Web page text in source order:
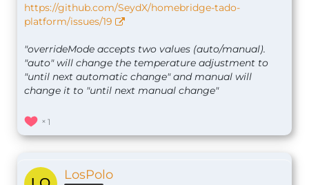
https://github.com/SeydX/homebridge-tado-
platform/issues/19
"overrideMode accepts two values (auto/manual).
"auto" will change the temperature adjustment to
"until next automatic change" and manual will
change it to "until next manual change"
1
LosPolo